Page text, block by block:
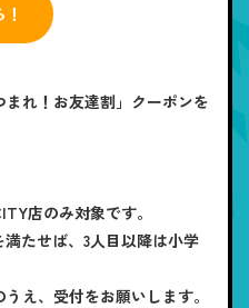
れ！お友達割」クーポンを
店のみ対象です。
たせば、3人目以降は小学
え、受付をお願いします。